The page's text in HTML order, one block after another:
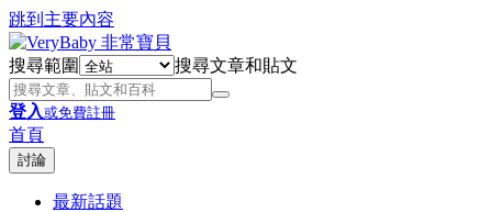
跳到主要內容
搜尋範圍 搜尋文章和貼文
登入或免費註冊
首頁
討論
最新話題